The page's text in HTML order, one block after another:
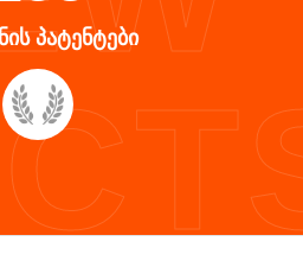
ᲞᲐᲢᲔᲜᲢᲔᲑᲘ